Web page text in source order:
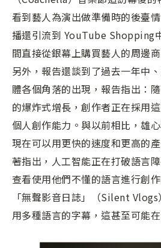
看到藝人為演出做準備時的後臺
播還引流到 YouTube Shopping
間直接從銀幕上購買藝人的周邊商
另外，報告還談到了過去一年中
體各個角落的出現，報告指出：
的爆炸式增長，創作者正在採用
個人創作能力。與以前相比，雄
現在可以用更快的速度和更高的
著指出，人工智能正在打破語言
查看使用他們不懂的語言進行創
「無聲影音日誌」（Silent
用多種語言的字幕，這甚至可能